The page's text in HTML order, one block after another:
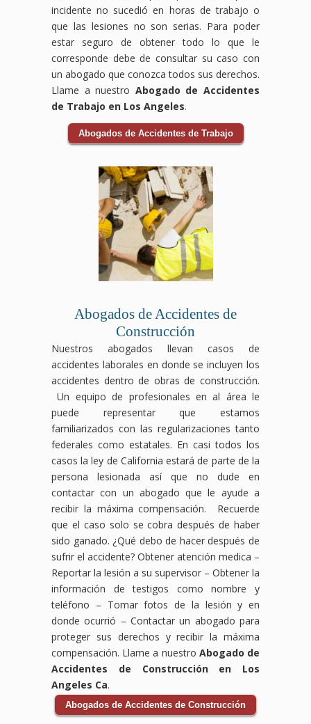
incidente no sucedió en horas de trabajo o
que las lesiones no son serias. Para poder
estar seguro de obtener todo lo que le
corresponde debe de consultar su caso con
un abogado que conozca todos sus derechos.
Llame a nuestro Abogado de Accidentes
de Trabajo en Los Angeles.
Abogados de Accidentes de Trabajo
Abogados de Accidentes de
Construcción
Nuestros abogados llevan casos de
accidentes laborales en donde se incluyen los
accidentes dentro de obras de construcción.
Un equipo de profesionales en al área le
puede representar que estamos
familiarizados con las regularizaciones tanto
federales como estatales. En casi todos los
casos la ley de California estará de parte de la
persona lesionada así que no dude en
contactar con un abogado que le ayude a
recibir la máxima compensación. Recuerde
que el caso solo se cobra después de haber
sido ganado. ¿Qué debo de hacer después de
sufrir el accidente? Obtener atención medica –
Reportar la lesión a su supervisor – Obtener la
información de testigos como nombre y
teléfono – Tomar fotos de la lesión y en
donde ocurrió – Contactar un abogado para
proteger sus derechos y recibir la máxima
compensación. Llame a nuestro Abogado de
Accidentes de Construcción en Los
Angeles Ca.
Abogados de Accidentes de Construcción